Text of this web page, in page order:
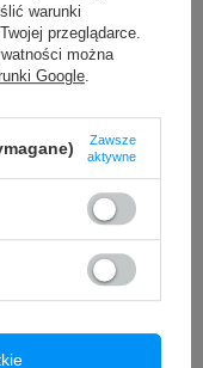
sprzedawcy 12
z OCA do Samsung
warunki
przeglądarce.
można
Google
Zawsze
aktywne